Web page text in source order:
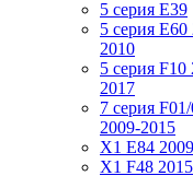
5 серия E39
5 серия E60
2010
5 серия F10
2017
7 серия
2009-2015
X1 E84
X1 F48